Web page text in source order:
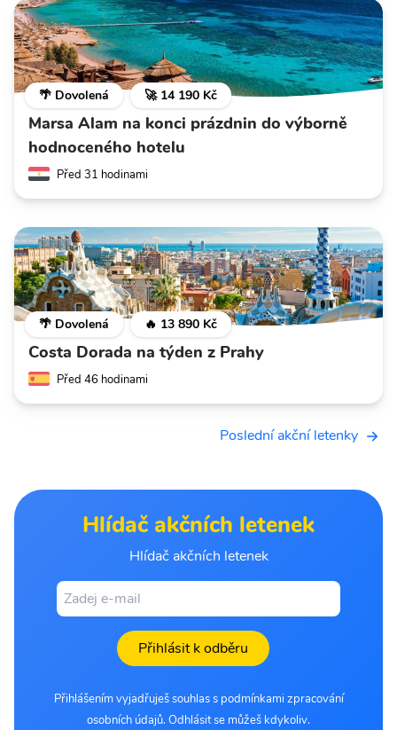
🌴 Dovolená 🚀 14 190 Kč
Marsa Alam na konci prázdnin do výborně
hodnoceného hotelu
Před 31 hodinami
🌴 Dovolená 🔥 13 890 Kč
Costa Dorada na týden z Prahy
Před 46 hodinami
Poslední akční letenky
Hlídač akčních letenek
Hlídač akčních letenek
Přihlásit k odběru
Přihlášením vyjadřuješ souhlas s podmínkami zpracování
osobních údajů. Odhlásit se můžeš kdykoliv.